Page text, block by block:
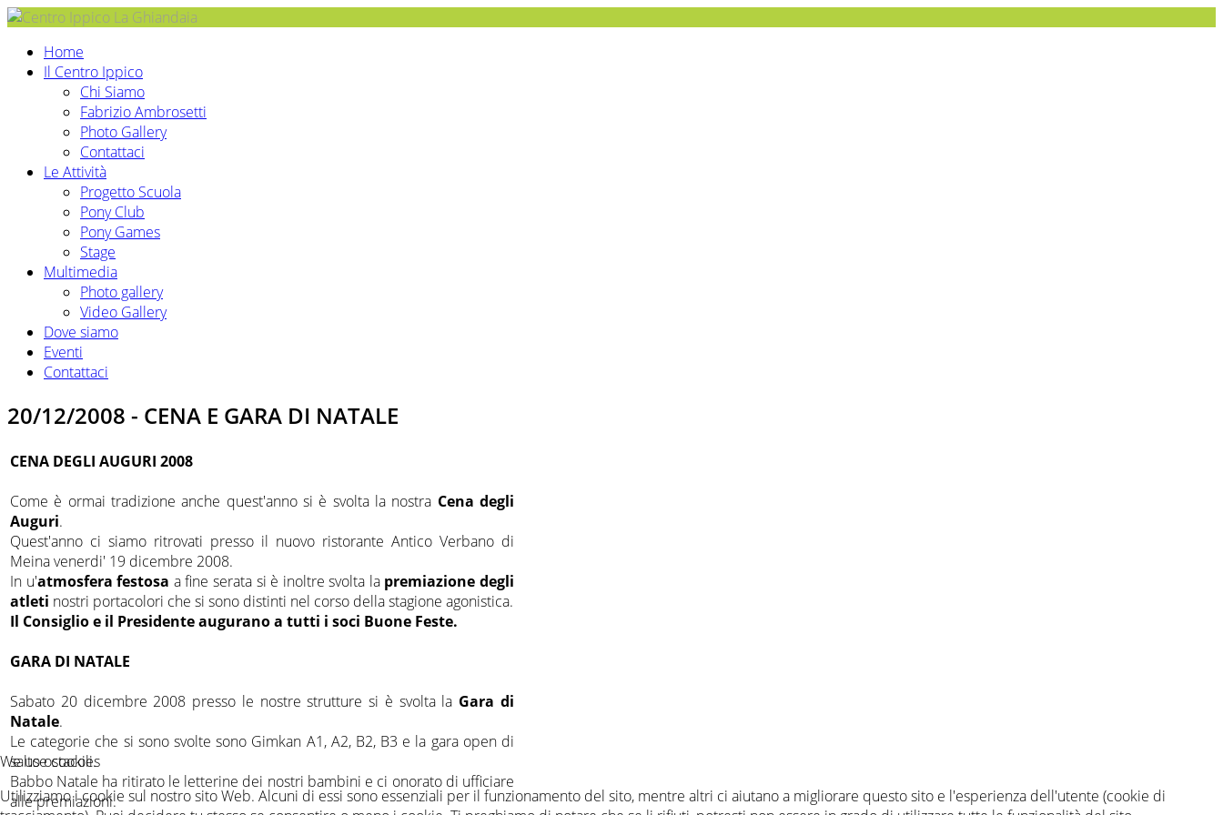
Home
Il Centro Ippico
Chi Siamo
Fabrizio Ambrosetti
Photo Gallery
Contattaci
Le Attività
Progetto Scuola
Pony Club
Pony Games
Stage
Multimedia
Photo gallery
Video Gallery
Dove siamo
Eventi
Contattaci
20/12/2008 - CENA E GARA DI NATALE
CENA DEGLI AUGURI 2008
Come è ormai tradizione anche quest'anno si è svolta la nostra Cena degli
Auguri.
Quest'anno ci siamo ritrovati presso il nuovo ristorante Antico Verbano di
Meina venerdi' 19 dicembre 2008.
In u'atmosfera festosa a fine serata si è inoltre svolta la premiazione degli
atleti nostri portacolori che si sono distinti nel corso della stagione agonistica.
Il Consiglio e il Presidente augurano a tutti i soci Buone Feste.
GARA DI NATALE
Sabato 20 dicembre 2008 presso le nostre strutture si è svolta la Gara di
Natale.
Le categorie che si sono svolte sono Gimkan A1, A2, B2, B3 e la gara open di
salto ostacoli.
Babbo Natale ha ritirato le letterine dei nostri bambini e ci onorato di ufficiare
alle premiazioni.
We use cookies
Utilizziamo i cookie sul nostro sito Web. Alcuni di essi sono essenziali per il funzionamento del sito, mentre altri ci aiutano a migliorare questo sito e l'esperienza dell'utente (cookie di